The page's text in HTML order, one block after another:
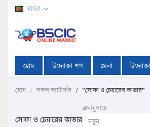
বাংলা
হোম উদ্যোক্তা শপ মেলা
হোম সকল ক্যাটাগরি "সোফা ও চেয়ারের কাভার"
সোফা ও চেয়ারের কাভার
ক্রমানুসারে
নতুন